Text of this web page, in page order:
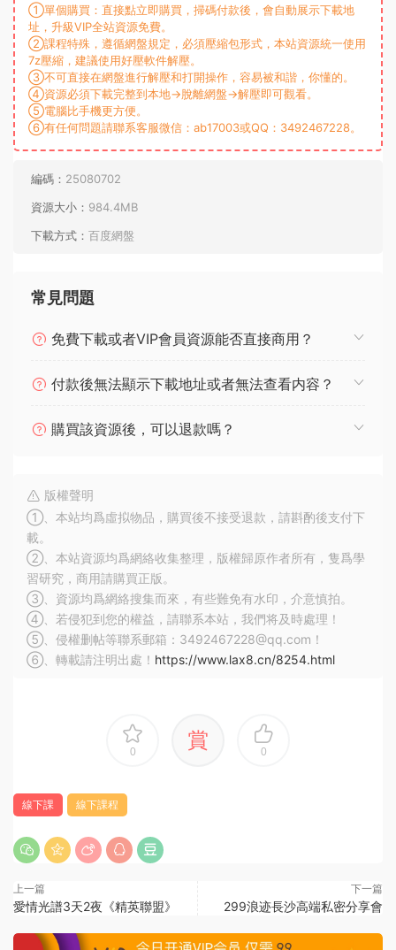
①單個購買：直接點立即購買，掃碼付款後，會自動展示下載地
址，升級VIP全站資源免費。
②課程特殊，遵循網盤規定，必須壓縮包形式，本站資源統一使用
7z壓縮，建議使用好壓軟件解壓。
③不可直接在網盤進行解壓和打開操作，容易被和諧，你懂的。
④資源必須下載完整到本地→脫離網盤→解壓即可觀看。
⑤電腦比手機更方便。
⑥有任何問題請聯系客服微信：ab17003或QQ：3492467228。
編碼： 25080702
資源大小： 984.4MB
下載方式： 百度網盤
常見問題
免費下載或者VIP會員資源能否直接商用？
付款後無法顯示下載地址或者無法查看内容？
購買該資源後，可以退款嗎？
版權聲明
①、本站均爲虛拟物品，購買後不接受退款，請斟酌後支付下
載。
②、本站資源均爲網絡收集整理，版權歸原作者所有，隻爲學
習研究，商用請購買正版。
③、資源均爲網絡搜集而來，有些難免有水印，介意慎拍。
④、若侵犯到您的權益，請聯系本站，我們将及時處理！
⑤、侵權删帖等聯系郵箱：3492467228@qq.com！
⑥、轉載請注明出處！ https://www.lax8.cn/8254.html
0 賞 0
線下課 線下課程
上一篇
愛情光譜3天2夜《精英聯盟》
下一篇
299浪迹長沙高端私密分享會